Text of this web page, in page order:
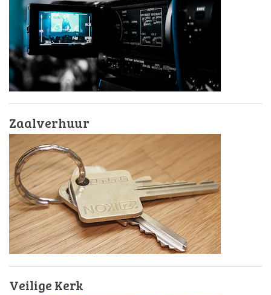
Zaalverhuur
Veilige Kerk